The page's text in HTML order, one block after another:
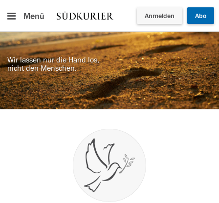
Menü Anmelden Abo
Wir lassen nur die Hand los,
nicht den Menschen.